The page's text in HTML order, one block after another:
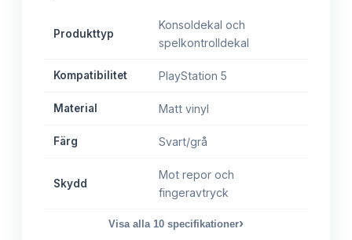
Produkttyp
Konsoldekal och
spelkontrolldekal
Kompatibilitet PlayStation 5
Material Matt vinyl
Färg Svart/grå
Skydd
Mot repor och
fingeravtryck
Visa alla 10 specifikationer›